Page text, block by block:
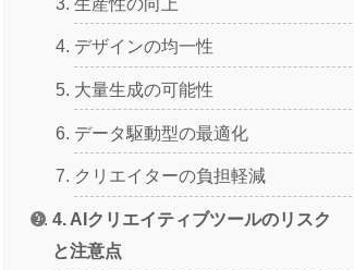
デザインの均一性
大量生成の可能性
データ駆動型の最適化
クリエイターの負担軽減
4. AIクリエイティブツールのリスク
と注意点